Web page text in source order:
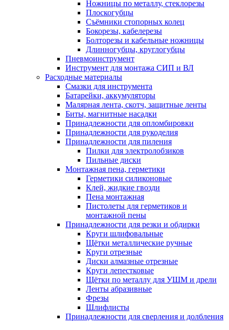
Ножницы по металлу, стеклорезы
Плоскогубцы
Съёмники стопорных колец
Бокорезы, кабелерезы
Болторезы и кабельные ножницы
Длинногубцы, круглогубцы
Пневмоинструмент
Инструмент для монтажа СИП и ВЛ
Расходные материалы
Смазки для инструмента
Батарейки, аккумуляторы
Малярная лента, скотч, защитные ленты
Биты, магнитные насадки
Принадлежности для опломбировки
Принадлежности для рукоделия
Принадлежности для пиления
Пилки для электролобзиков
Пильные диски
Монтажная пена, герметики
Герметики силиконовые
Клей, жидкие гвозди
Пена монтажная
Пистолеты для герметиков и
монтажной пены
Принадлежности для резки и обдирки
Круги шлифовальные
Щётки металлические ручные
Круги отрезные
Диски алмазные отрезные
Круги лепестковые
Щётки по металлу для УШМ и дрели
Ленты абразивные
Фрезы
Шлифлисты
Принадлежности для сверления и долбления